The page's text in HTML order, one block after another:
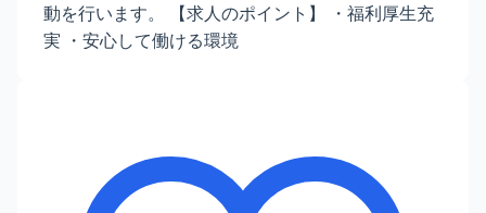
動を行います。 【求人のポイント】 ・福利厚生充
実 ・安心して働ける環境